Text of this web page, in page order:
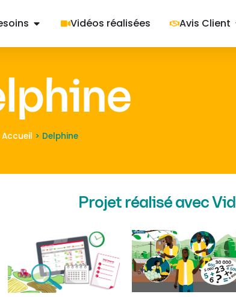
Vidéos réalisées Avis Client
Accueil > Delphine
Projet réalisé avec